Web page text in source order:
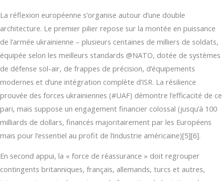
La réflexion européenne s’organise autour d’une double
architecture. Le premier pilier repose sur la montée en puissance
de l’armée ukrainienne – plusieurs centaines de milliers de soldats,
équipée selon les meilleurs standards @NATO, dotée de systèmes
de défense sol-air, de frappes de précision, d’équipements
modernes et d’une intégration complète d’ISR. La résilience
prouvée des forces ukrainiennes (#UAF) démontre l’efficacité de ce
pari, mais suppose un engagement financier colossal (jusqu’à 100
milliards de dollars, financés majoritairement par les Européens
mais pour l’essentiel au profit de l’industrie américaine)[5][6].
En second appui, la « force de réassurance » doit regrouper
contingents britanniques, français, allemands, turcs et autres,